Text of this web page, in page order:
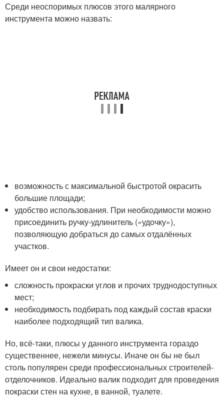
Среди неоспоримых плюсов этого малярного
инструмента можно назвать:
возможность с максимальной быстротой окрасить
большие площади;
удобство использования. При необходимости можно
присоединить ручку-удлинитель («удочку»),
позволяющую добраться до самых отдалённых
участков.
Имеет он и свои недостатки:
сложность прокраски углов и прочих труднодоступных
мест;
необходимость подбирать под каждый состав краски
наиболее подходящий тип валика.
Но, всё-таки, плюсы у данного инструмента гораздо
существеннее, нежели минусы. Иначе он бы не был
столь популярен среди профессиональных строителей-
отделочников. Идеально валик подходит для проведения
покраски стен на кухне, в ванной, туалете.